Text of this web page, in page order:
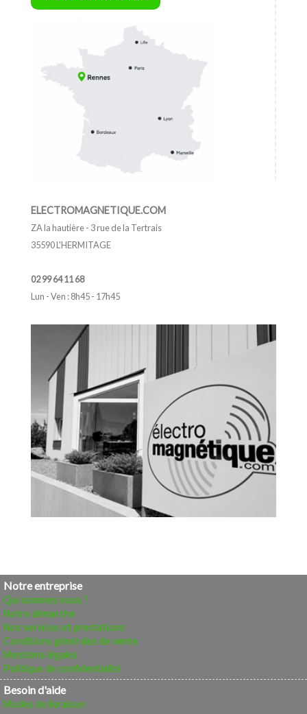
ELECTROMAGNETIQUE.COM
ZA la hautière - 3 rue de la Tertrais
35590 L'HERMITAGE
02 99 64 11 68
Lun - Ven : 8h45 - 17h45
Notre entreprise
Qui sommes nous ?
Notre démarche
Nos services et prestations
Conditions générales de vente
Mentions légales
Politique de confidentialité
Besoin d'aide
Modes de livraison